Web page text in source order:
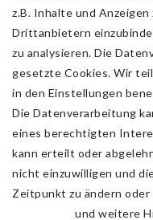
z.B. Inhalte und
Drittanbietern
zu analysieren. Die
gesetzte Cookies. Wir
in den Einstellungen
Die Datenverarbeitung
eines berechtigten
kann erteilt oder
nicht einzuwilligen und
Zeitpunkt zu ändern
und weitere